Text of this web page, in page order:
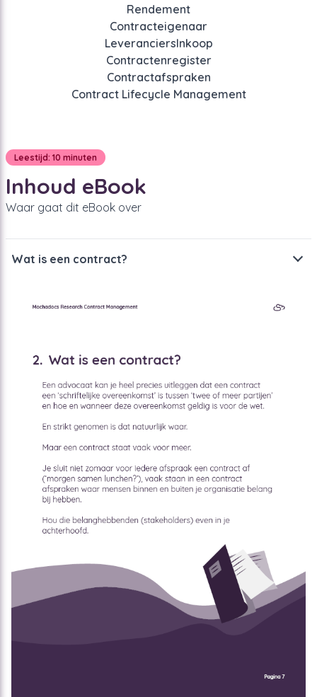
Rendement
Contracteigenaar
LeveranciersInkoop
Contractenregister
Contractafspraken
Contract Lifecycle Management
Leestijd: 10 minuten
Inhoud eBook
Waar gaat dit eBook over
Wat is een contract?